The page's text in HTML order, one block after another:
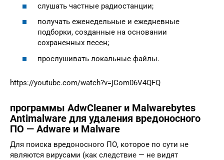
слушать частные радиостанции;
получать еженедельные и ежедневные
подборки, созданные на основании
сохраненных песен;
прослушивать локальные файлы.
https://youtube.com/watch?v=jCom06V4QFQ
программы AdwCleaner и Malwarebytes
Antimalware для удаления вредоносного
ПО — Adware и Malware
Для поиска вредоносного ПО, которое по сути не
являются вирусами (как следствие — не видят